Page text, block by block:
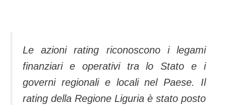
Le azioni rating riconoscono i legami
finanziari e operativi tra lo Stato e i
governi regionali e locali nel Paese. Il
rating della Regione Liguria è stato posto